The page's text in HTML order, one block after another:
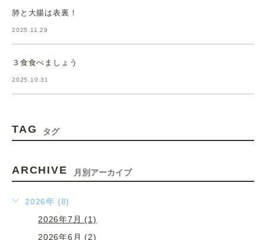
肺と大腸は表裏！
2025.11.29
３食食べましょう
2025.10.31
TAG タグ
ARCHIVE 月別アーカイブ
2026年 (8)
2026年7月 (1)
2026年6月 (2)